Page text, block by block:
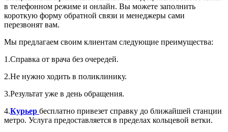
в телефонном режиме и онлайн. Вы можете заполнить
короткую форму обратной связи и менеджеры сами
перезвонят вам.
Мы предлагаем своим клиентам следующие преимущества:
1.Справка от врача без очередей.
2.Не нужно ходить в поликлинику.
3.Результат уже в день обращения.
4.Курьер бесплатно привезет справку до ближайшей станции
метро. Услуга предоставляется в пределах кольцевой ветки.